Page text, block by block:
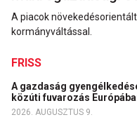
A piacok
kormányváltással.
FRISS
A gazdaság
közúti fuvarozás
2026. AUGUSZTUS 9.